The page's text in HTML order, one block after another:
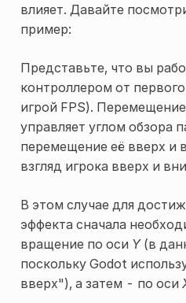
влияет. Давайте
пример:
Представьте, что вы
контроллером от
игрой FPS).
управляет углом обзора
перемещение её вверх и
взгляд игрока вверх и
В этом случае для
эффекта сначала
вращение по оси Y(в
поскольку Godot
вверх"), а затем - по оси